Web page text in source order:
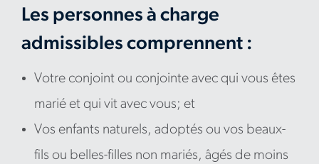
Les personnes à charge
admissibles comprennent :
Votre conjoint ou conjointe avec qui vous êtes
marié et qui vit avec vous; et
Vos enfants naturels, adoptés ou vos beaux-
fils ou belles-filles non mariés, âgés de moins